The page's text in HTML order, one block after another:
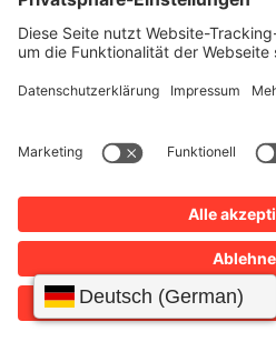
Wann?Jeden Dienstag und
Uhr
Quartierszentrum Augärtle